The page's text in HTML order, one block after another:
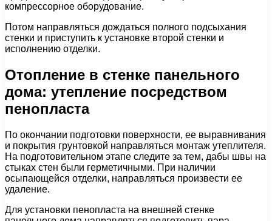
компрессорное оборудование.
Потом направляться дождаться полного подсыхания
стенки и приступить к установке второй стенки и
исполнению отделки.
Отопление в стенке панельного
дома: утепление посредством
пенопласта
По окончании подготовки поверхности, ее выравнивания
и покрытия грунтовкой направляться монтаж утеплителя.
На подготовительном этапе следите за тем, дабы швы на
стыках стен были герметичными. При наличии
осыпающейся отделки, направляться произвести ее
удаление.
Для установки пенопласта на внешней стенке